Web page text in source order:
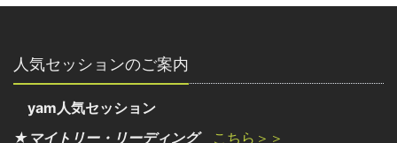
人気セッションのご案内
yam人気セッション
★マイトリー・リーディング
こちら＞＞